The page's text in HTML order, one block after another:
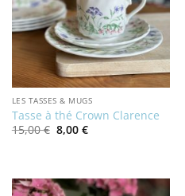
LES TASSES & MUGS
Tasse à thé Crown Clarence
15,00€ Le
prix
8,00 €Le
prix